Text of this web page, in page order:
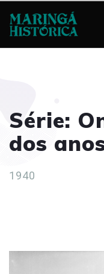
Série:
dos
1940